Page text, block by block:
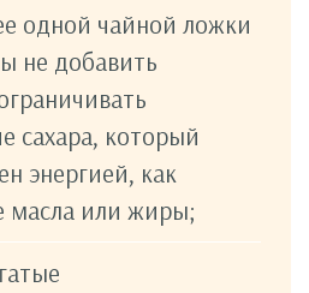
одной чайной ложки
не добавить
сахара, который
энергией, как
масла или жиры;